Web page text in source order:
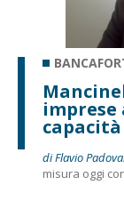
imprese
di Flavio
misura oggi